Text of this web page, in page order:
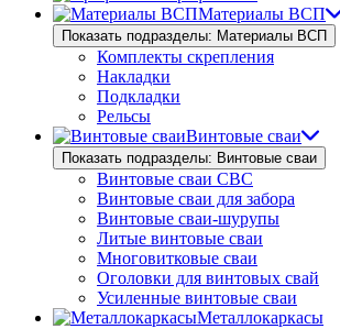
Материалы ВСП
Показать подразделы: Материалы ВСП
Комплекты скрепления
Накладки
Подкладки
Рельсы
Винтовые сваи
Показать подразделы: Винтовые сваи
Винтовые сваи СВС
Винтовые сваи для забора
Винтовые сваи-шурупы
Литые винтовые сваи
Многовитковые сваи
Оголовки для винтовых свай
Усиленные винтовые сваи
Металлокаркасы